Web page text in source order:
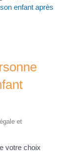
enfant après
et
votre choix